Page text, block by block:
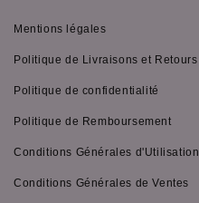
Mentions légales
Politique de Livraisons et Retours
Politique de confidentialité
Politique de Remboursement
Conditions Générales d'Utilisation
Conditions Générales de Ventes